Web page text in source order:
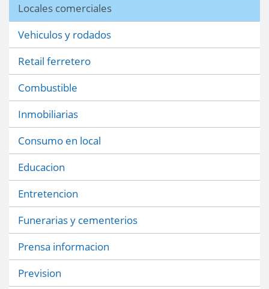
Locales comerciales
Vehiculos y rodados
Retail ferretero
Combustible
Inmobiliarias
Consumo en local
Educacion
Entretencion
Funerarias y cementerios
Prensa informacion
Prevision